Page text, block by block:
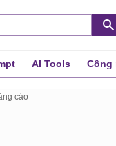
AI Tools Công